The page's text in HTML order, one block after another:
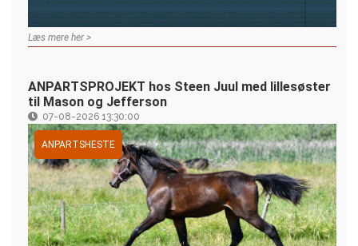
Læs mere her >
ANPARTSPROJEKT hos Steen Juul med lillesøster
til Mason og Jefferson
07-08-2026 13:30:00
ANPARTSHESTE